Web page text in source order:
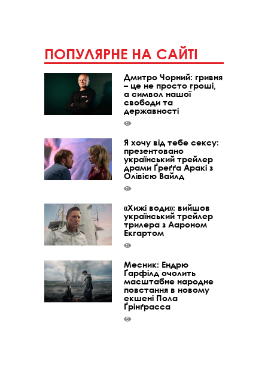
ПОПУЛЯРНЕ НА САЙТІ
Дмитро Чорний: гривня
– це не просто гроші,
а символ нашої
свободи та
державності
Я хочу від тебе сексу:
презентовано
український трейлер
драми Ґреґґа Аракі з
Олівією Вайлд
«Хижі води»: вийшов
український трейлер
трилера з Аароном
Екгартом
Месник: Ендрю
Ґарфілд очолить
масштабне народне
повстання в новому
екшені Пола
Ґрінґрасса